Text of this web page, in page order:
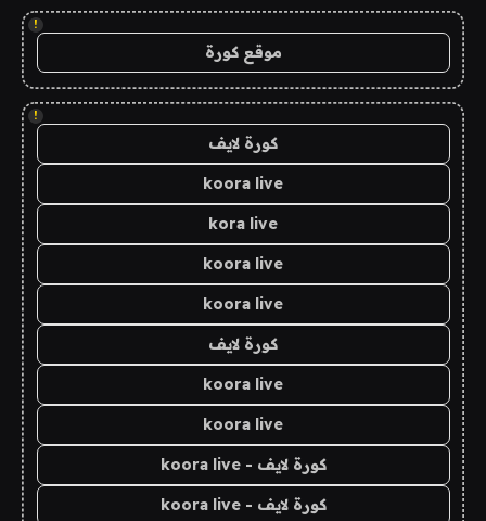
!
موقع كورة
!
كورة لايف
koora live
kora live
koora live
koora live
كورة لايف
koora live
koora live
كورة لايف - koora live
كورة لايف - koora live